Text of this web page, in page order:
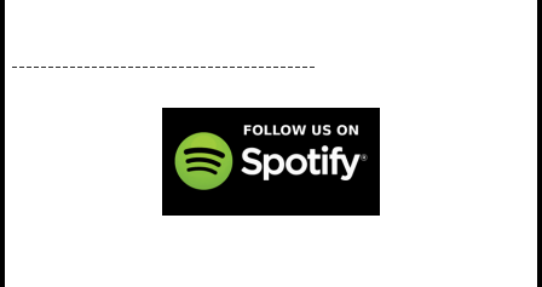
------------------------------------------